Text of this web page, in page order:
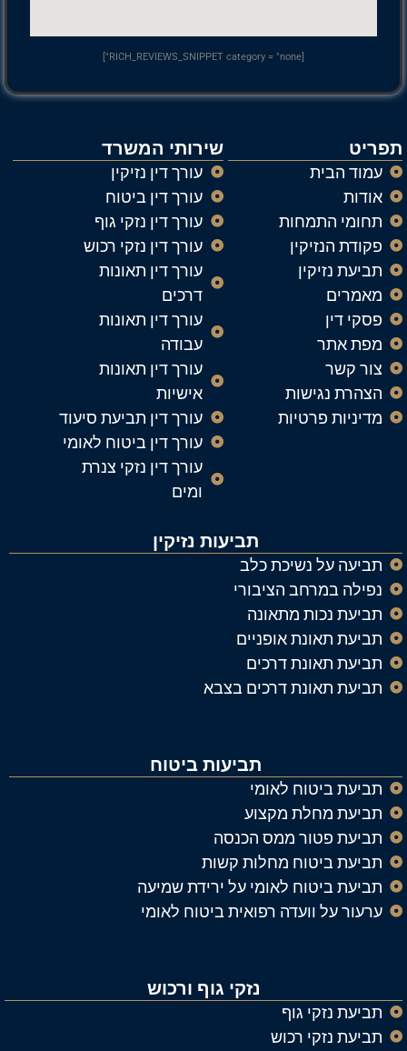
תפריט
עמוד הבית
אודות
תחומי התמחות
פקודת הנזיקין
תביעת נזיקין
מאמרים
פסקי דין
מפת אתר
צור קשר
הצהרת נגישות
מדיניות פרטיות
שירותי המשרד
עורך דין נזיקין
עורך דין ביטוח
עורך דין נזקי גוף
עורך דין נזקי רכוש
עורך דין תאונות
דרכים
עורך דין תאונות
עבודה
עורך דין תאונות
אישיות
עורך דין תביעת סיעוד
עורך דין ביטוח לאומי
עורך דין נזקי צנרת
ומים
תביעות נזיקין
תביעה על נשיכת כלב
נפילה במרחב הציבורי
תביעת נכות מתאונה
תביעת תאונת אופניים
תביעת תאונת דרכים
תביעת תאונת דרכים בצבא
תביעות ביטוח
תביעת ביטוח לאומי
תביעת מחלת מקצוע
תביעת פטור ממס הכנסה
תביעת ביטוח מחלות קשות
תביעת ביטוח לאומי על ירידת שמיעה
ערעור על וועדה רפואית ביטוח לאומי
נזקי גוף ורכוש
תביעת נזקי גוף
תביעת נזקי רכוש